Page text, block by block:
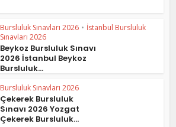
Bursluluk Sınavları 2026 • İstanbul Bursluluk
Sınavları 2026
Beykoz Bursluluk Sınavı
2026 İstanbul Beykoz
Bursluluk...
Bursluluk Sınavları 2026
Çekerek Bursluluk
Sınavı 2026 Yozgat
Çekerek Bursluluk...